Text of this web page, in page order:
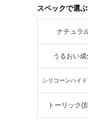
スペックで選ぶ
ナチュラ
うるおい成
シリコーンハイ
トーリック(